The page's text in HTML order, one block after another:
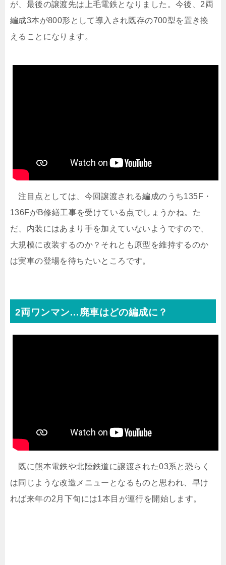
が、最後の譲渡先は上毛電鉄となりました。今後、2両
編成3本が800形として導入され既存の700型を置き換
えることになります。
注目点としては、今回譲渡される編成のうち135F・
136FがB修繕工事を受けている点でしょうかね。た
だ、内装にはあまり手を加えていないようですので、
大規模に改装するのか？それとも原型を維持するのか
は実車の登場を待ちたいところです。
2両ワンマン…廃車はどの編成に？
既に熊本電鉄や北陸鉄道に譲渡された03系と恐らく
は同じような改造メニューとなるものと思われ、早け
れば来年の2月下旬には1本目が運行を開始します。